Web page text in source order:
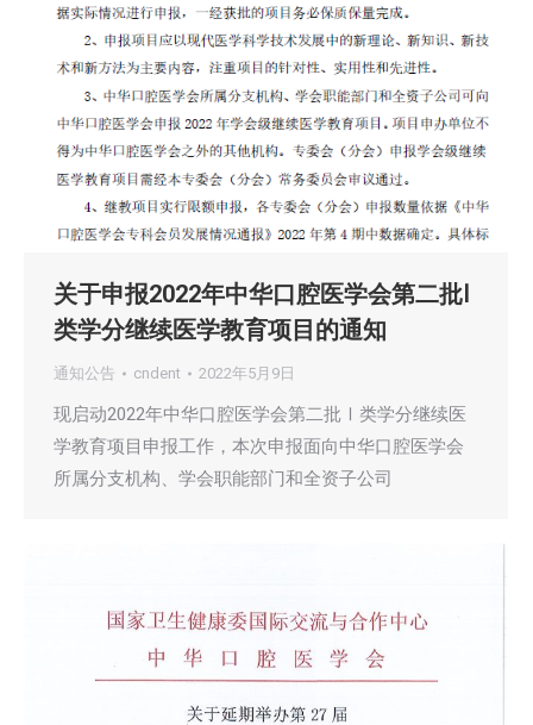
关于申报2022年中华口腔医学会第二批Ⅰ
类学分继续医学教育项目的通知
通知公告 cndent 2022年5月9日
现启动2022年中华口腔医学会第二批Ⅰ类学分继续医
学教育项目申报工作，本次申报面向中华口腔医学会
所属分支机构、学会职能部门和全资子公司